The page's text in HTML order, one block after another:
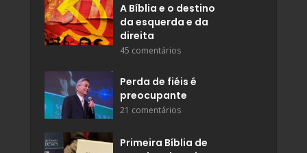
A Bíblia e o destino
da esquerda e da
direita
45 comentários
Perda de fiéis é
preocupante
21 comentários
Primeira Bíblia de